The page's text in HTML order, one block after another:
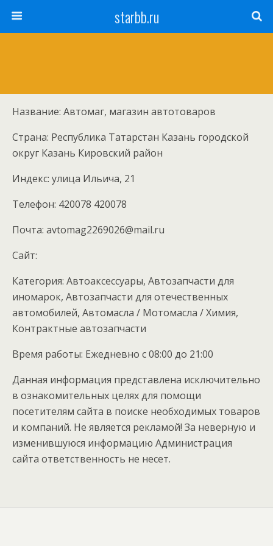
starbb.ru
Название: Автомаг, магазин автотоваров
Страна: Республика Татарстан Казань городской
округ Казань Кировский район
Индекс: улица Ильича, 21
Телефон: 420078 420078
Почта: avtomag2269026@mail.ru
Cайт:
Категория: Автоаксессуары, Автозапчасти для
иномарок, Автозапчасти для отечественных
автомобилей, Автомасла / Мотомасла / Химия,
Контрактные автозапчасти
Время работы: Ежедневно с 08:00 до 21:00
Данная информация представлена исключительно
в ознакомительных целях для помощи
посетителям сайта в поиске необходимых товаров
и компаний. Не является рекламой! За неверную и
изменившуюся информацию Администрация
сайта ответственность не несет.